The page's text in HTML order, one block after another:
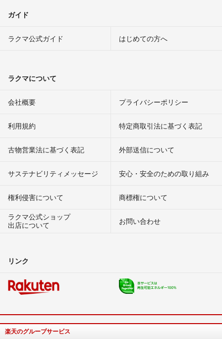
ガイド
ラクマ公式ガイド はじめての方へ
ラクマについて
会社概要 プライバシーポリシー
利用規約 特定商取引法に基づく表記
古物営業法に基づく表記 外部送信について
サステナビリティメッセージ 安心・安全のための取り組み
権利侵害について
商標権について
ラクマ公式ショップ
出店について
お問い合わせ
リンク
楽天のグループサービス